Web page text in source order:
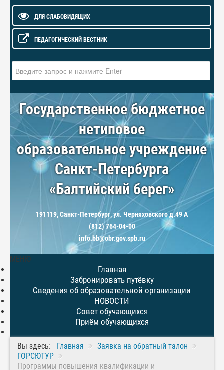
ДЛЯ СЛАБОВИДЯЩИХ
ПЕДАГОГИЧЕСКИЙ ВЕСТНИК
Государственное бюджетное
нетиповое
образовательное учреждение
Санкт-Петербурга
«Балтийский берег»
191119, Санкт-Петербург, ул. Черняховского д.49 А
(812) 764-04-00
info.bb@obr.gov.spb.ru
МЕНЮ
Главная
Забронировать путёвку
Сведения об образовательной организации
НОВОСТИ
Совет обучающихся
Приём обучающихся
Вы здесь: Главная
Заявка на обратный талон
ГОРСЮТУР
Программы повышения квалификации и